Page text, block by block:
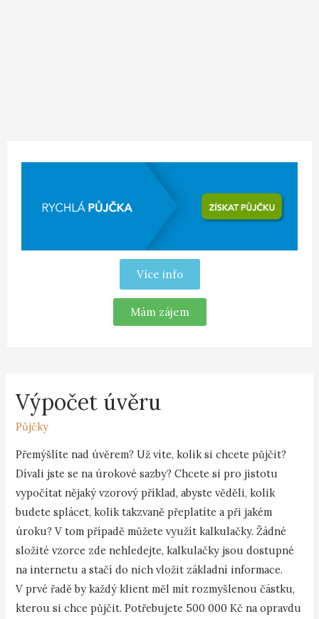
Více info
Mám zájem
Výpočet úvěru
Půjčky
Přemýšlíte nad úvěrem? Už víte, kolik si chcete půjčit?
Dívali jste se na úrokové sazby? Chcete si pro jistotu
vypočítat nějaký vzorový příklad, abyste věděli, kolik
budete splácet, kolik takzvaně přeplatíte a při jakém
úroku? V tom případě můžete využít kalkulačky. Žádné
složité vzorce zde nehledejte, kalkulačky jsou dostupné
na internetu a stačí do nich vložit základní informace.
V prvé řadě by každý klient měl mít rozmyšlenou částku,
kterou si chce půjčit. Potřebujete 500 000 Kč na opravdu